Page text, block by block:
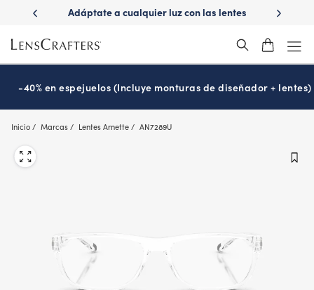
main
content
con
Adáptate a cualquier luz con las lentes
¿Es
-40% en espejuelos (Incluye monturas de diseñador + lentes)
Inicio Marcas Lentes Arnette AN7289U